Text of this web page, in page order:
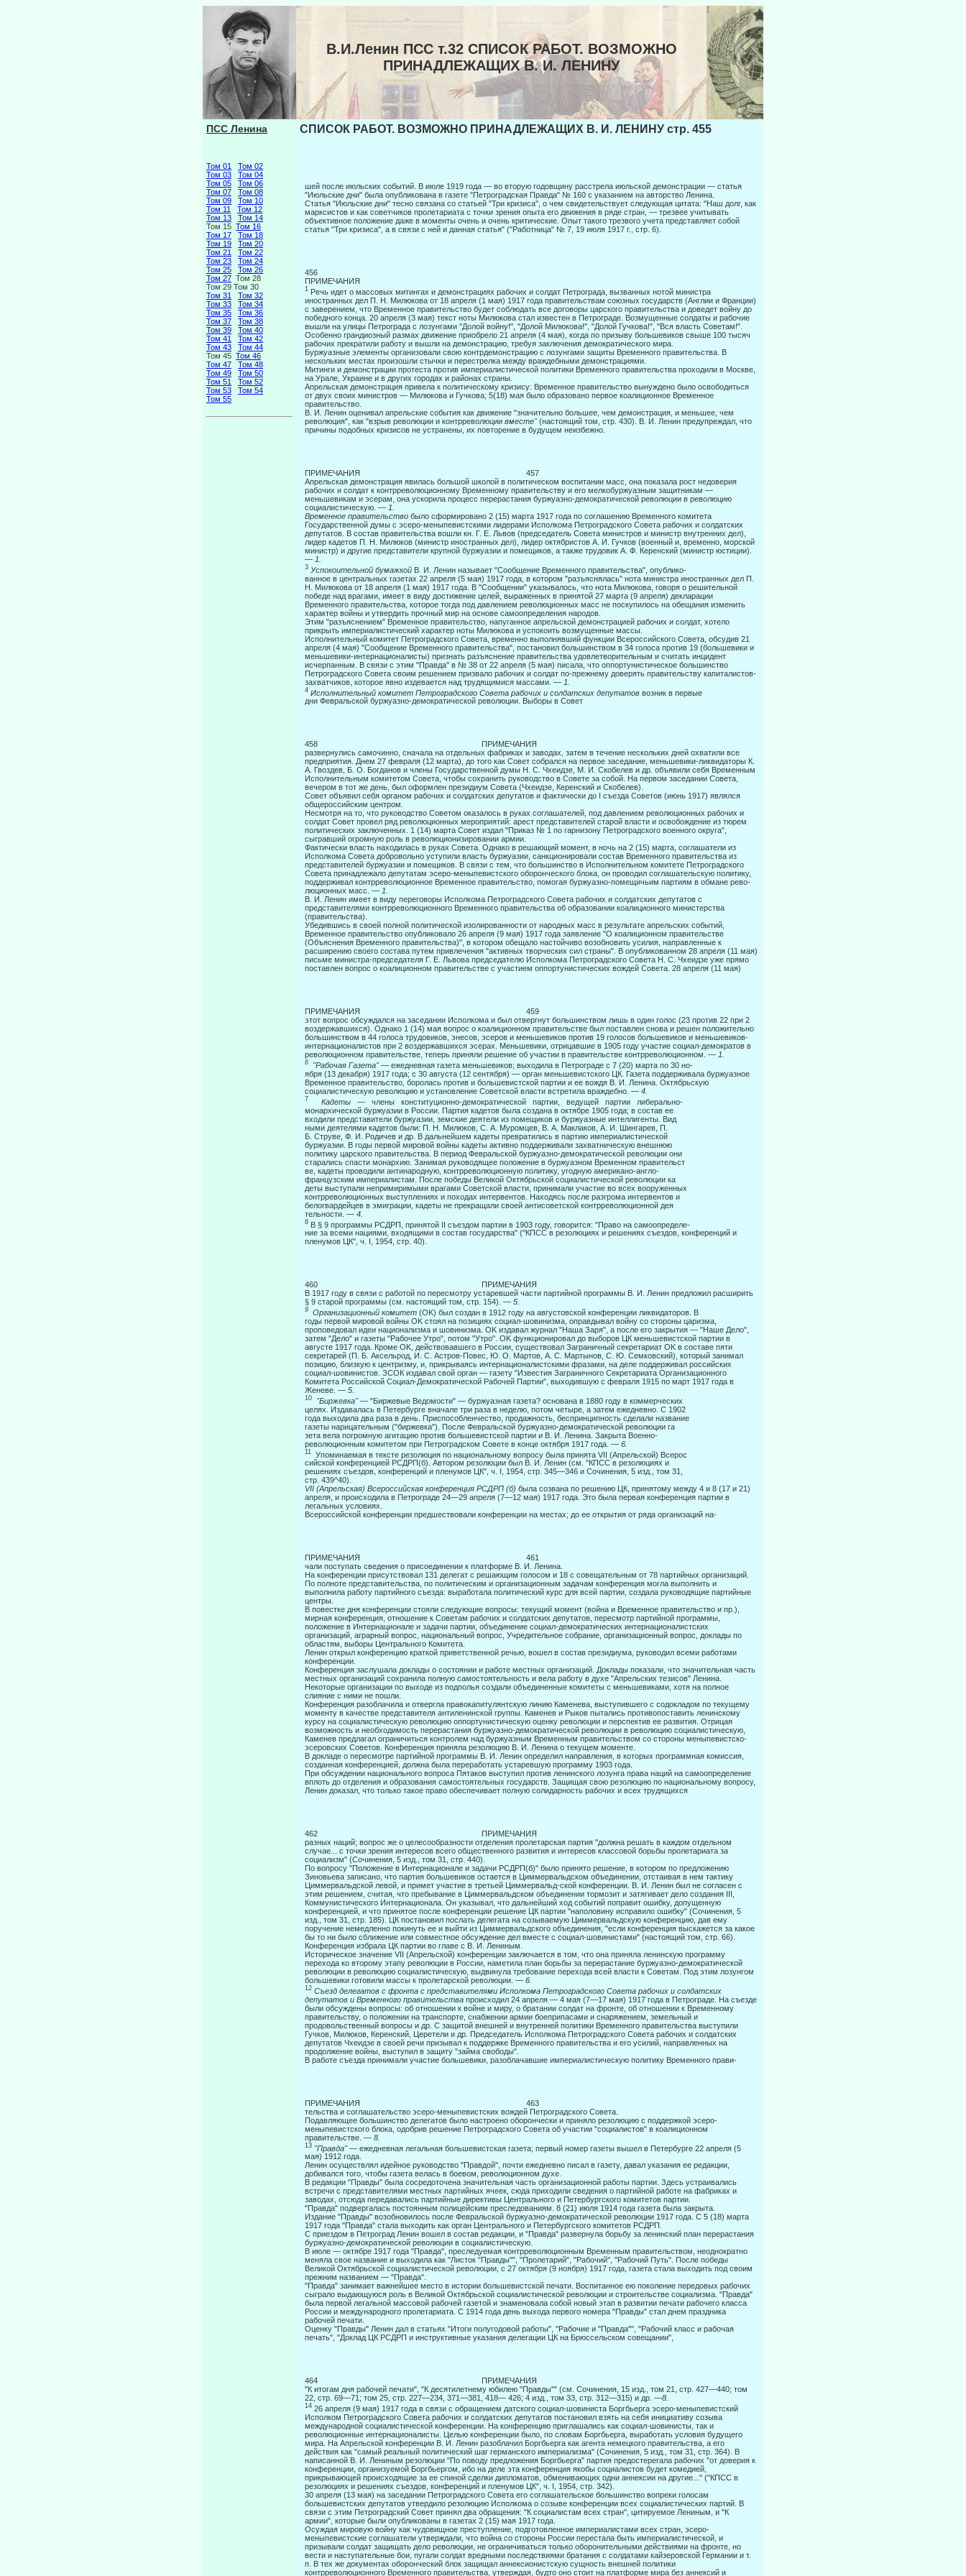
В.И.Ленин ПСС т.32 СПИСОК РАБОТ. ВОЗМОЖНО
ПРИНАДЛЕЖАЩИХ В. И. ЛЕНИНУ
ПСС Ленина
Том 01
Том 02
Том 03
Том 04
Том 05
Том 06
Том 07
Том 08
Том 09
Том 10
Том 11
Том 12
Том 13
Том 14
Том 15 Том 16
Том 17
Том 18
Том 19
Том 20
Том 21
Том 22
Том 23
Том 24
Том 25
Том 26
Том 27 Том 28
Том 29 Том 30
Том 31
Том 32
Том 33
Том 34
Том 35
Том 36
Том 37
Том 38
Том 39
Том 40
Том 41
Том 42
Том 43
Том 44
Том 45 Том 46
Том 47
Том 48
Том 49
Том 50
Том 51
Том 52
Том 53
Том 54
Том 55
СПИСОК РАБОТ. ВОЗМОЖНО ПРИНАДЛЕЖАЩИХ В. И. ЛЕНИНУ стр. 455
шей после июльских событий. В июле 1919 года — во вторую годовщину расстрела июльской демонст­рации — статья
"Июльские дни" была опубликована в газете "Петроградская Правда" № 160 с указани­ем на авторство Ленина.
Статья "Июльские дни" тесно связана со статьей "Три кризиса", о чем свидетельствует следующая цитата: "Наш долг, как
марксистов и как советчиков пролетариата с точки зрения опыта его движения в ряде стран, — трезвее учитывать
объективное положение даже в моменты очень и очень критические. Опыт такого трезвого учета представляет собой
статья "Три кризиса", а в связи с ней и данная статья" ("Работница" № 7, 19 июля 1917 г., стр. 6).
456
ПРИМЕЧАНИЯ
1 Речь идет о массовых митингах и демонстрациях рабочих и солдат Петрограда, вызванных нотой мини­стра
иностранных дел П. Н. Милюкова от 18 апреля (1 мая) 1917 года правительствам союзных госу­дарств (Англии и Франции)
с заверением, что Временное правительство будет соблюдать все догово­ры царского правительства и доведет войну до
победного конца. 20 апреля (3 мая) текст ноты Милю­кова стал известен в Петрограде. Возмущенные солдаты и рабочие
вышли на улицы Петрограда с ло­зунгами "Долой войну!", "Долой Милюкова!", "Долой Гучкова!", "Вся власть Советам!".
Особенно грандиозный размах движение приобрело 21 апреля (4 мая), когда по призыву большевиков свыше 100 тысяч
рабочих прекратили работу и вышли на демонстрацию, требуя заключения демократического мира.
Буржуазные элементы организовали свою контрдемонстрацию с лозунгами защиты Временного правительства. В
нескольких местах произошли стычки и перестрелка между враждебными демонст­рациями.
Митинги и демонстрации протеста против империалистической политики Временного правитель­ства проходили в Москве,
на Урале, Украине и в других городах и районах страны.
Апрельская демонстрация привела к политическому кризису: Временное правительство вынужде­но было освободиться
от двух своих министров — Милюкова и Гучкова; 5(18) мая было образовано первое коалиционное Временное
правительство.
В. И. Ленин оценивал апрельские события как движение "значительно большее, чем демонстрация, и меньшее, чем
революция", как "взрыв революции и контрреволюции вместе"(настоящий том, стр. 430). В. И. Ленин предупреждал, что
причины подобных кризисов не устранены, их повторение в будущем неизбежно.
ПРИМЕЧАНИЯ 457
Апрельская демонстрация явилась большой школой в политическом воспитании масс, она показала рост недоверия
рабочих и солдат к контрреволюционному Временному правительству и его мелко­буржуазным защитникам —
меньшевикам и эсерам, она ускорила процесс перерастания буржуазно-демократической революции в революцию
социалистическую. — 1.
Временное правительство было сформировано 2 (15) марта 1917 года по соглашению Временного ко­митета
Государственной думы с эсеро-меныпевистскими лидерами Исполкома Петроградского Совета рабочих и солдатских
депутатов. В состав правительства вошли кн. Г. Е. Львов (председатель Совета министров и министр внутренних дел),
лидер кадетов П. Н. Милюков (министр иностранных дел), ли­дер октябристов А. И. Гучков (военный и, временно, морской
министр) и другие представители круп­ной буржуазии и помещиков, а также трудовик А. Ф. Керенский (министр юстиции).
— 1.
3 Успокоительной бумажкой В. И. Ленин называет "Сообщение Временного правительства", опублико-
ванное в центральных газетах 22 апреля (5 мая) 1917 года, в котором "разъяснялась" нота министра иностранных дел П.
Н. Милюкова от 18 апреля (1 мая) 1917 года. В "Сообщении" указывалось, что нота Милюкова, говоря о решительной
победе над врагами, имеет в виду достижение целей, выражен­ных в принятой 27 марта (9 апреля) декларации
Временного правительства, которое тогда под давле­нием революционных масс не поскупилось на обещания изменить
характер войны и утвердить проч­ный мир на основе самоопределения народов.
Этим "разъяснением" Временное правительство, напуганное апрельской демонстрацией рабочих и солдат, хотело
прикрыть империалистический характер ноты Милюкова и успокоить возмущенные массы.
Исполнительный комитет Петроградского Совета, временно выполнявший функции Всероссийско­го Совета, обсудив 21
апреля (4 мая) "Сообщение Временного правительства", постановил большин­ством в 34 голоса против 19 (большевики и
меньшевики-интернационалисты) признать разъяснение правительства удовлетворительным и считать инцидент
исчерпанным. В связи с этим "Правда" в № 38 от 22 апреля (5 мая) писала, что оппортунистическое большинство
Петроградского Совета своим решением призвало рабочих и солдат по-прежнему доверять правительству капиталистов-
захватчиков, которое явно издевается над трудящимися массами. — 1.
4 Исполнительный комитет Петроградского Совета рабочих и солдатских депутатов возник в первые
дни Февральской буржуазно-демократической революции. Выборы в Совет
458 ПРИМЕЧАНИЯ
развернулись самочинно, сначала на отдельных фабриках и заводах, затем в течение нескольких дней охватили все
предприятия. Днем 27 февраля (12 марта), до того как Совет собрался на первое заседа­ние, меньшевики-ликвидаторы К.
А. Гвоздев, Б. О. Богданов и члены Государственной думы Н. С. Чхеидзе, М. И. Скобелев и др. объявили себя Временным
Исполнительным комитетом Совета, чтобы сохранить руководство в Совете за собой. На первом заседании Совета,
вечером в тот же день, был оформлен президиум Совета (Чхеидзе, Керенский и Скобелев).
Совет объявил себя органом рабочих и солдатских депутатов и фактически до I съезда Советов (июнь 1917) являлся
общероссийским центром.
Несмотря на то, что руководство Советом оказалось в руках соглашателей, под давлением револю­ционных рабочих и
солдат Совет провел ряд революционных мероприятий: арест представителей ста­рой власти и освобождение из тюрем
политических заключенных. 1 (14) марта Совет издал "Приказ № 1 по гарнизону Петроградского военного округа",
сыгравший огромную роль в революционизиро­вании армии.
Фактически власть находилась в руках Совета. Однако в решающий момент, в ночь на 2 (15) марта, соглашатели из
Исполкома Совета добровольно уступили власть буржуазии, санкционировали состав Временного правительства из
представителей буржуазии и помещиков. В связи с тем, что большинст­во в Исполнительном комитете Петроградского
Совета принадлежало депутатам эсеро-меныпевистского оборонческого блока, он проводил соглашательскую политику,
поддерживал контр­революционное Временное правительство, помогая буржуазно-помещичьим партиям в обмане рево­
люционных масс. — 1.
В. И. Ленин имеет в виду переговоры Исполкома Петроградского Совета рабочих и солдатских депута­тов с
представителями контрреволюционного Временного правительства об образовании коалицион­ного министерства
(правительства).
Убедившись в своей полной политической изолированности от народных масс в результате ап­рельских событий,
Временное правительство опубликовало 26 апреля (9 мая) 1917 года заявление "О коалиционном правительстве
(Объяснения Временного правительства)", в котором обещало настой­чиво возобновить усилия, направленные к
расширению своего состава путем привлечения "активных творческих сил страны". В опубликованном 28 апреля (11 мая)
письме министра-председателя Г. Е. Львова председателю Исполкома Петроградского Совета Н. С. Чхеидзе уже прямо
поставлен вопрос о коалиционном правительстве с участием оппортунистических вождей Совета. 28 апреля (11 мая)
ПРИМЕЧАНИЯ 459
этот вопрос обсуждался на заседании Исполкома и был отвергнут большинством лишь в один голос (23 против 22 при 2
воздержавшихся). Однако 1 (14) мая вопрос о коалиционном правительстве был поставлен снова и решен положительно
большинством в 44 голоса трудовиков, энесов, эсеров и меньшевиков против 19 голосов большевиков и меньшевиков-
интернационалистов при 2 воздержав­шихся эсерах. Меньшевики, отрицавшие в 1905 году участие социал-демократов в
революционном правительстве, теперь приняли решение об участии в правительстве контрреволюционном. — 1.
6 "Рабочая Газета"— ежедневная газета меньшевиков; выходила в Петрограде с 7 (20) марта по 30 но-
ября (13 декабря) 1917 года; с 30 августа (12 сентября) — орган меньшевистского ЦК. Газета поддер­живала буржуазное
Временное правительство, боролась против и большевистской партии и ее вождя В. И. Ленина. Октябрьскую
социалистическую революцию и установление Советской власти встрети­ла враждебно. — 4.
7 Кадеты — члены конституционно-демократической партии, ведущей партии либерально-
монархической буржуазии в России. Партия кадетов была создана в октябре 1905 года; в состав ее
входили представители буржуазии, земские деятели из помещиков и буржуазные интеллигенты. Вид­
ными деятелями кадетов были: П. Н. Милюков, С. А. Муромцев, В. А. Маклаков, А. И. Шингарев, П.
Б. Струве, Ф. И. Родичев и др. В дальнейшем кадеты превратились в партию империалистической
буржуазии. В годы первой мировой войны кадеты активно поддерживали захватническую внешнюю
политику царского правительства. В период Февральской буржуазно-демократической революции они
старались спасти монархию. Занимая руководящее положение в буржуазном Временном правительст­
ве, кадеты проводили антинародную, контрреволюционную политику, угодную американо-англо-
французским империалистам. После победы Великой Октябрьской социалистической революции ка­
деты выступали непримиримыми врагами Советской власти, принимали участие во всех вооруженных
контрреволюционных выступлениях и походах интервентов. Находясь после разгрома интервентов и
белогвардейцев в эмиграции, кадеты не прекращали своей антисоветской контрреволюционной дея­
тельности. — 4.
8 В § 9 программы РСДРП, принятой II съездом партии в 1903 году, говорится: "Право на самоопределе-
ние за всеми нациями, входящими в состав государства" ("КПСС в резолюциях и решениях съездов, конференций и
пленумов ЦК", ч. I, 1954, стр. 40).
460 ПРИМЕЧАНИЯ
В 1917 году в связи с работой по пересмотру устаревшей части партийной программы В. И. Ленин предложил расширить
§ 9 старой программы (см. настоящий том, стр. 154). — 5.
9 Организационный комитет (OK) был создан в 1912 году на августовской конференции ликвидаторов. В
годы первой мировой войны OK стоял на позициях социал-шовинизма, оправдывал войну со стороны царизма,
проповедовал идеи национализма и шовинизма. OK издавал журнал "Наша Заря", а после его закрытия — "Наше Дело",
затем "Дело" и газеты "Рабочее Утро", потом "Утро". OK функционировал до выборов ЦК меньшевистской партии в
августе 1917 года. Кроме OK, действовавшего в России, су­ществовал Заграничный секретариат OK в составе пяти
секретарей (П. Б. Аксельрод, И. С. Астров-Повес, Ю. О. Мартов, А. С. Мартынов, С. Ю. Семковский), который занимал
позицию, близкую к цен­тризму, и, прикрываясь интернационалистскими фразами, на деле поддерживал российских
социал-шовинистов. ЗСОК издавал свой орган — газету "Известия Заграничного Секретариата Организаци­онного
Комитета Российской Социал-Демократической Рабочей Партии", выходившую с февраля 1915 по март 1917 года в
Женеве. — 5.
10 "Биржевка"— "Биржевые Ведомости" — буржуазная газета? основана в 1880 году в коммерческих
целях. Издавалась в Петербурге вначале три раза в неделю, потом четыре, а затем ежедневно. С 1902
года выходила два раза в день. Приспособленчество, продажность, беспринципность сделали название
газеты нарицательным ("биржевка"). После Февральской буржуазно-демократической революции га­
зета вела погромную агитацию против большевистской партии и В. И. Ленина. Закрыта Военно-
революционным комитетом при Петроградском Совете в конце октября 1917 года. — 6.
11 Упоминаемая в тексте резолюция по национальному вопросу была принята VII (Апрельской) Всерос­
сийской конференцией РСДРП(б). Автором резолюции был В. И. Ленин (см. "КПСС в резолюциях и
решениях съездов, конференций и пленумов ЦК", ч. I, 1954, стр. 345—346 и Сочинения, 5 изд., том 31,
стр. 439^40).
VII (Апрельская) Всероссийская конференция РСДРП (б) была созвана по решению ЦК, принятому между 4 и 8 (17 и 21)
апреля, и происходила в Петрограде 24—29 апреля (7—12 мая) 1917 года. Это была первая конференция партии в
легальных условиях.
Всероссийской конференции предшествовали конференции на местах; до ее открытия от ряда ор­ганизаций на-
ПРИМЕЧАНИЯ 461
чали поступать сведения о присоединении к платформе В. И. Ленина.
На конференции присутствовал 131 делегат с решающим голосом и 18 с совещательным от 78 пар­тийных организаций.
По полноте представительства, по политическим и организационным задачам конференция могла выполнить и
выполнила работу партийного съезда: выработала политический курс для всей партии, создала руководящие партийные
центры.
В повестке дня конференции стояли следующие вопросы: текущий момент (война и Временное правительство и пр.),
мирная конференция, отношение к Советам рабочих и солдатских депутатов, пе­ресмотр партийной программы,
положение в Интернационале и задачи партии, объединение социал-демократических интернационалистских
организаций, аграрный вопрос, национальный вопрос, Учре­дительное собрание, организационный вопрос, доклады по
областям, выборы Центрального Комитета.
Ленин открыл конференцию краткой приветственной речью, вошел в состав президиума, руково­дил всеми работами
конференции.
Конференция заслушала доклады о состоянии и работе местных организаций. Доклады показали, что значительная часть
местных организаций сохранила полную самостоятельность и вела работу в духе "Апрельских тезисов" Ленина.
Некоторые организации по выходе из подполья создали объеди­ненные комитеты с меньшевиками, хотя на полное
слияние с ними не пошли.
Конференция разоблачила и отвергла правокапитулянтскую линию Каменева, выступившего с со­докладом по текущему
моменту в качестве представителя антиленинской группы. Каменев и Рыков пытались противопоставить ленинскому
курсу на социалистическую революцию оппортунистическую оценку революции и перспектив ее развития. Отрицая
возможность и необходимость перерастания буржуазно-демократической революции в революцию социалистическую,
Каменев предлагал ограни­читься контролем над буржуазным Временным правительством со стороны меныпевистско-
эсеровских Советов. Конференция приняла резолюцию В. И. Ленина о текущем моменте.
В докладе о пересмотре партийной программы В. И. Ленин определил направления, в которых программная комиссия,
созданная конференцией, должна была переработать устаревшую программу 1903 года.
При обсуждении национального вопроса Пятаков выступил против ленинского лозунга права на­ций на самоопределение
вплоть до отделения и образования самостоятельных государств. Защищая свою резолюцию по национальному вопросу,
Ленин доказал, что только такое право обеспечивает полную солидарность рабочих и всех трудящихся
462 ПРИМЕЧАНИЯ
разных наций; вопрос же о целесообразности отделения пролетарская партия "должна решать в каж­дом отдельном
случае... с точки зрения интересов всего общественного развития и интересов классо­вой борьбы пролетариата за
социализм" (Сочинения, 5 изд., том 31, стр. 440).
По вопросу "Положение в Интернационале и задачи РСДРП(б)" было принято решение, в котором по предложению
Зиновьева записано, что партия большевиков остается в Циммервальдском объеди­нении, отстаивая в нем тактику
Циммервальдской левой, и примет участие в третьей Циммервальд-ской конференции. В. И. Ленин был не согласен с
этим решением, считая, что пребывание в Циммер­вальдском объединении тормозит и затягивает дело создания III,
Коммунистического Интернациона­ла. Он указывал, что дальнейший ход событий поправит ошибку, допущенную
конференцией, и что принятое после конференции решение ЦК партии "наполовину исправило ошибку" (Сочинения, 5
изд., том 31, стр. 185). ЦК постановил послать делегата на созываемую Циммервальдскую конферен­цию, дав ему
поручение немедленно покинуть ее и выйти из Циммервальдского объединения, "если конференция выскажется за какое
бы то ни было сближение или совместное обсуждение дел вместе с социал-шовинистами" (настоящий том, стр. 66).
Конференция избрала ЦК партии во главе с В. И. Лениным.
Историческое значение VII (Апрельской) конференции заключается в том, что она приняла ленин­скую программу
перехода ко второму этапу революции в России, наметила план борьбы за перераста­ние буржуазно-демократической
революции в революцию социалистическую, выдвинула требование перехода всей власти к Советам. Под этим лозунгом
большевики готовили массы к пролетарской ре­волюции. — 6.
12 Съезд делегатов с фронта с представителями Исполкома Петроградского Совета рабочих и солдат­ских
депутатов и Временного правительства происходил 24 апреля — 4 мая (7—17 мая) 1917 года в Петрограде. На съезде
были обсуждены вопросы: об отношении к войне и миру, о братании солдат на фронте, об отношении к Временному
правительству, о положении на транспорте, снабжении армии боеприпасами и снаряжением, земельный и
продовольственный вопросы и др. С защитой внешней и внутренней политики Временного правительства выступили
Гучков, Милюков, Керенский, Церетели и др. Председатель Исполкома Петроградского Совета рабочих и солдатских
депутатов Чхеидзе в сво­ей речи призывал к поддержке Временного правительства и его усилий, направленных на
продолже­ние войны, выступил в защиту "займа свободы".
В работе съезда принимали участие большевики, разоблачавшие империалистическую политику Временного прави-
ПРИМЕЧАНИЯ 463
тельства и соглашательство эсеро-меныпевистских вождей Петроградского Совета.
Подавляющее большинство делегатов было настроено оборончески и приняло резолюцию с под­держкой эсеро-
меныпевистского блока, одобрив решение Петроградского Совета об участии "социа­листов" в коалиционном
правительстве. — 8.
13 "Правда"— ежедневная легальная большевистская газета; первый номер газеты вышел в Петербурге 22 апреля (5
мая) 1912 года.
Ленин осуществлял идейное руководство "Правдой", почти ежедневно писал в газету, давал указа­ния ее редакции,
добивался того, чтобы газета велась в боевом, революционном духе.
В редакции "Правды" была сосредоточена значительная часть организационной работы партии. Здесь устраивались
встречи с представителями местных партийных ячеек, сюда приходили сведения о партийной работе на фабриках и
заводах, отсюда передавались партийные директивы Центрального и Петербургского комитетов партии.
"Правда" подвергалась постоянным полицейским преследованиям. 8 (21) июля 1914 года газета была закрыта.
Издание "Правды" возобновилось после Февральской буржуазно-демократической революции 1917 года. С 5 (18) марта
1917 года "Правда" стала выходить как орган Центрального и Петербургско­го комитетов РСДРП.
С приездом в Петроград Ленин вошел в состав редакции, и "Правда" развернула борьбу за ленин­ский план перерастания
буржуазно-демократической революции в социалистическую.
В июле — октябре 1917 года "Правда", преследуемая контрреволюционным Временным прави­тельством, неоднократно
меняла свое название и выходила как "Листок "Правды"", "Пролетарий", "Рабочий", "Рабочий Путь". После победы
Великой Октябрьской социалистической революции, с 27 октября (9 ноября) 1917 года, газета стала выходить под своим
прежним названием — "Правда".
"Правда" занимает важнейшее место в истории большевистской печати. Воспитанное ею поколе­ние передовых рабочих
сыграло выдающуюся роль в Великой Октябрьской социалистической рево­люции и строительстве социализма. "Правда"
была первой легальной массовой рабочей газетой и знаменовала собой новый этап в развитии печати рабочего класса
России и международного пролета­риата. С 1914 года день выхода первого номера "Правды" стал днем праздника
рабочей печати.
Оценку "Правды" Ленин дал в статьях "Итоги полугодовой работы", "Рабочие и "Правда"", "Ра­бочий класс и рабочая
печать", "Доклад ЦК РСДРП и инструктивные указания делегации ЦК на Брюссельском совещании",
464 ПРИМЕЧАНИЯ
"К итогам дня рабочей печати", "К десятилетнему юбилею "Правды"" (см. Сочинения, 15 изд., том 21, стр. 427—440; том
22, стр. 69—71; том 25, стр. 227—234, 371—381, 418— 426; 4 изд., том 33, стр. 312—315) и др. —8.
14 26 апреля (9 мая) 1917 года в связи с обращением датского социал-шовиниста Боргбьерга эсеро-меныпевистский
Исполком Петроградского Совета рабочих и солдатских депутатов постановил взять на себя инициативу созыва
международной социалистической конференции. На конференцию при­глашались как социал-шовинисты, так и
революционные интернационалисты. Целью конференции было, по словам Боргбьерга, выработать условия будущего
мира. На Апрельской конференции В. И. Ленин разоблачил Боргбьерга как агента немецкого правительства, а его
действия как "самый реаль­ный политический шаг германского империализма" (Сочинения, 5 изд., том 31, стр. 364). В
написан­ной В. И. Лениным резолюции "По поводу предложения Боргбьерга" партия предостерегала рабочих "от доверия к
конференции, организуемой Боргбьергом, ибо на деле эта конференция якобы социали­стов будет комедией,
прикрывающей происходящие за ее спиной сделки дипломатов, обменивающих одни аннексии на другие..." ("КПСС в
резолюциях и решениях съездов, конференций и пленумов ЦК", ч. I, 1954, стр. 342).
30 апреля (13 мая) на заседании Петроградского Совета его соглашательское большинство вопреки голосам
большевистских депутатов утвердило резолюцию Исполкома о созыве конференции всех со­циалистических партий. В
связи с этим Петроградский Совет принял два обращения: "К социалистам всех стран", цитируемое Лениным, и "К
армии", которые были опубликованы в газетах 2 (15) мая 1917 года.
Осуждая мировую войну как чудовищное преступление, подготовленное империалистами всех стран, эсеро-
меныпевистские соглашатели утверждали, что война со стороны России перестала быть империалистической, и
призывали солдат защищать дело революции, не ограничиваться только обо­ронительными действиями на фронте, но
вести и наступательные бои, пугали солдат вредными по­следствиями братания с солдатами кайзеровской Германии и т.
п. В тех же документах оборонческий блок защищал аннексионистскую сущность внешней политики
контрреволюционного Временного правительства, утверждая, будто оно стоит на платформе мира без аннексий и